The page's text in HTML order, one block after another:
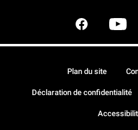
Plan du site
Déclaration de confidentialité